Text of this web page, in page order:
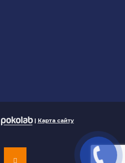
| Карта сайту